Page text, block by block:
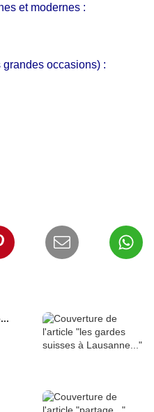
et modernes :
grandes occasions) :